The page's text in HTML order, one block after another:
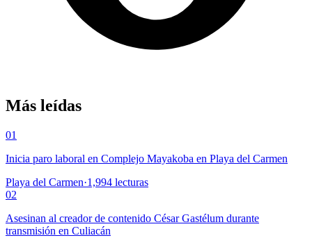
Más leídas
01
Inicia paro laboral en Complejo Mayakoba en Playa del Carmen
Playa del Carmen·1,994 lecturas
02
Asesinan al creador de contenido César Gastélum durante
transmisión en Culiacán